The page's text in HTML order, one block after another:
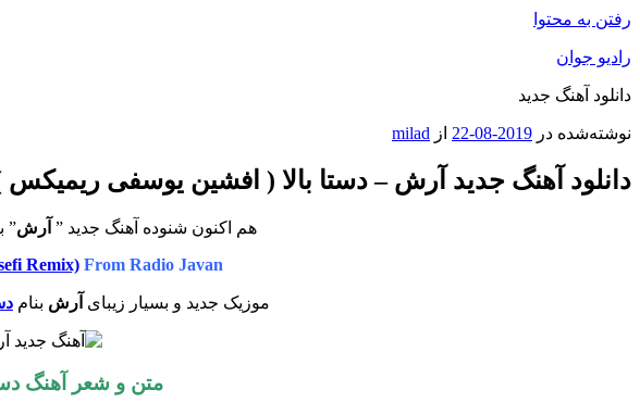
رفتن به محتوا
رادیو جوان
دانلود آهنگ جدید
نوشته‌شده در 2019-08-22 از milad
دانلود آهنگ جدید آرش – دستا بالا ( افشین یوسفی ریمیکس
هم اکنون شنوده آهنگ جدید ” آرش”
Remix)From Radio Javan
موزیک جدید و بسیار زیبای آرش بنام
متن و شعر آهنگ